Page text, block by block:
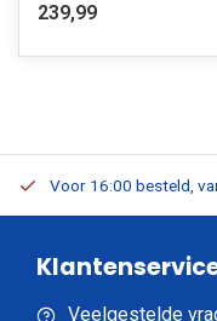
239,99
Voor 16:00 besteld,
Veelgestelde